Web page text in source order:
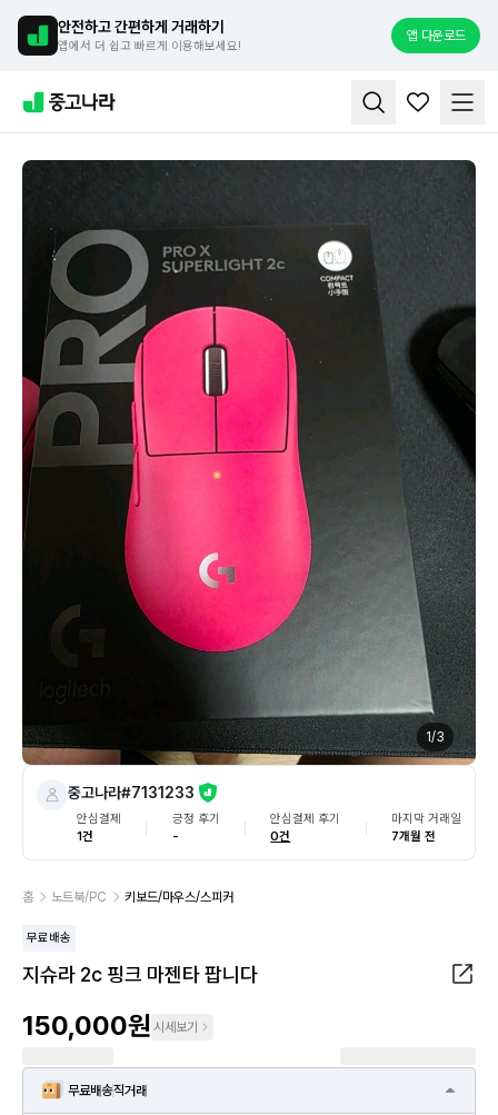
안전하고 간편하게 거래하기
앱에서 더 쉽고 빠르게 이용해보세요!
앱 다운로드
1/3
중고나라#7131233
안심결제
1건
긍정 후기
-
안심결제 후기
0건
마지막 거래일
7개월 전
홈 노트북/PC 키보드/마우스/스피커
무료배송
지슈라 2c 핑크 마젠타 팝니다
150,000원 시세보기
무료배송직거래